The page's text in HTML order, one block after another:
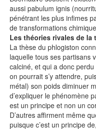
aussi pabulum ignis
pénétrant les plus infimes
de transformations
Les théories rivales de
La thèse du phlogiston
laquelle tous ses partisans
calciné, et qui a donc
on pourrait s’y attendre,
métal) son poids diminuer
d’expliquer le phénomène
est un principe et non un
D’autres affirment même
puisque c’est un principe